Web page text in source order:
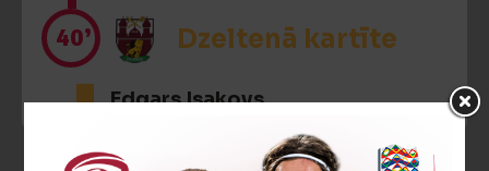
40’ Dzeltenā kartīte
Edgars Isakovs